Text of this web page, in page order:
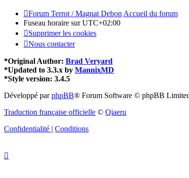
Forum Terrot / Magnat Debon Accueil du forum
Fuseau horaire surUTC+02:00
Supprimer les cookies
Nous contacter
*Original Author: Brad Veryard
*Updated to 3.3.x by MannixMD
*Style version: 3.4.5
Développé parphpBB® Forum Software © phpBB
Traduction française officielle © Qiaeru
Confidentialité | Conditions